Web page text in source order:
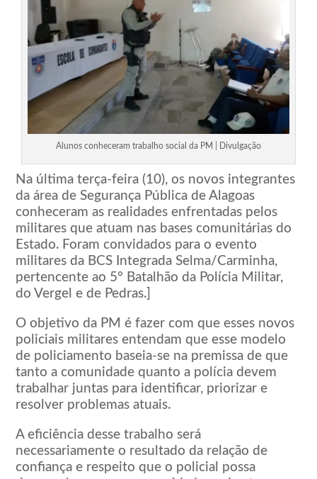
Alunos conheceram trabalho social da PM | Divulgação
Na última terça-feira (10), os novos integrantes
da área de Segurança Pública de Alagoas
conheceram as realidades enfrentadas pelos
militares que atuam nas bases comunitárias do
Estado. Foram convidados para o evento
militares da BCS Integrada Selma/Carminha,
pertencente ao 5° Batalhão da Polícia Militar,
do Vergel e de Pedras.]
O objetivo da PM é fazer com que esses novos
policiais militares entendam que esse modelo
de policiamento baseia-se na premissa de que
tanto a comunidade quanto a polícia devem
trabalhar juntas para identificar, priorizar e
resolver problemas atuais.
A eficiência desse trabalho será
necessariamente o resultado da relação de
confiança e respeito que o policial possa